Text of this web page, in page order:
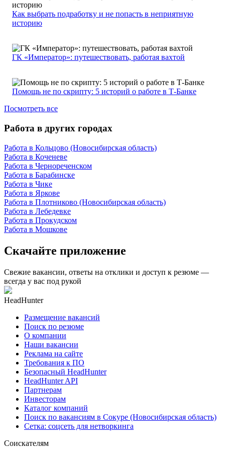
Как выбрать подработку и не попасть в неприятную
историю
ГК «Император»: путешествовать, работая вахтой
Помощь не по скрипту: 5 историй о работе в Т-Банке
Посмотреть все
Работа в других городах
Работа в Кольцово (Новосибирская область)
Работа в Коченеве
Работа в Чернореченском
Работа в Барабинске
Работа в Чике
Работа в Яркове
Работа в Плотниково (Новосибирская область)
Работа в Лебедевке
Работа в Прокудском
Работа в Мошкове
Скачайте приложение
Свежие вакансии, ответы на отклики и доступ к резюме —
всегда у вас под рукой
HeadHunter
Размещение вакансий
Поиск по резюме
О компании
Наши вакансии
Реклама на сайте
Требования к ПО
Безопасный HeadHunter
HeadHunter API
Партнерам
Инвесторам
Каталог компаний
Поиск по вакансиям в Сокуре (Новосибирская область)
Сетка: соцсеть для нетворкинга
Соискателям